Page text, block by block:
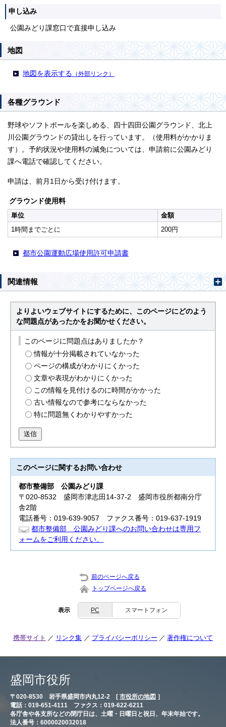
申し込み
公園みどり課窓口で直接申し込み
地図
地図を表示する （外部リンク）
各種グラウンド
野球やソフトボールを楽しめる、四十四田公園グラウンド、北上
川公園グラウンドの貸出しを行っています。（使用料がかかりま
す）。予約状況や使用料の減免については、申請前に公園みどり
課へ電話で確認してください。
申請は、前月1日から受け付けます。
グラウンド使用料
単位
金額
1時間までごとに
200円
都市公園運動広場使用許可申請書
関連情報
よりよいウェブサイトにするために、このページにどのよう
な問題点があったかをお聞かせください。
このページに問題点はありましたか？
情報が十分掲載されていなかった
ページの構成がわかりにくかった
文章や表現がわかりにくかった
この情報を見付けるのに時間がかかった
古い情報なので参考にならなかった
特に問題無くわかりやすかった
送信
このページに関するお問い合わせ
都市整備部公園みどり課
〒020-8532 盛岡市津志田14-37-2 盛岡市役所都南分庁
舎2階
電話番号：019-639-9057 ファクス番号：019-637-1919
都市整備部 公園みどり課へのお問い合わせは専用フ
ォームをご利用ください。
前のページへ戻る
トップページへ戻る
表示 PC スマートフォン
携帯サイト リンク集 プライバシーポリシー 著作権について
盛岡市役所
〒020-8530 岩手県盛岡市内丸12-2 [ 市役所の地図 ］
電話：019-651-4111 ファクス：019-622-6211
各庁舎や各支所などの閉庁日は、土曜・日曜日と祝日、年末年始です。
法人番号：6000020032018